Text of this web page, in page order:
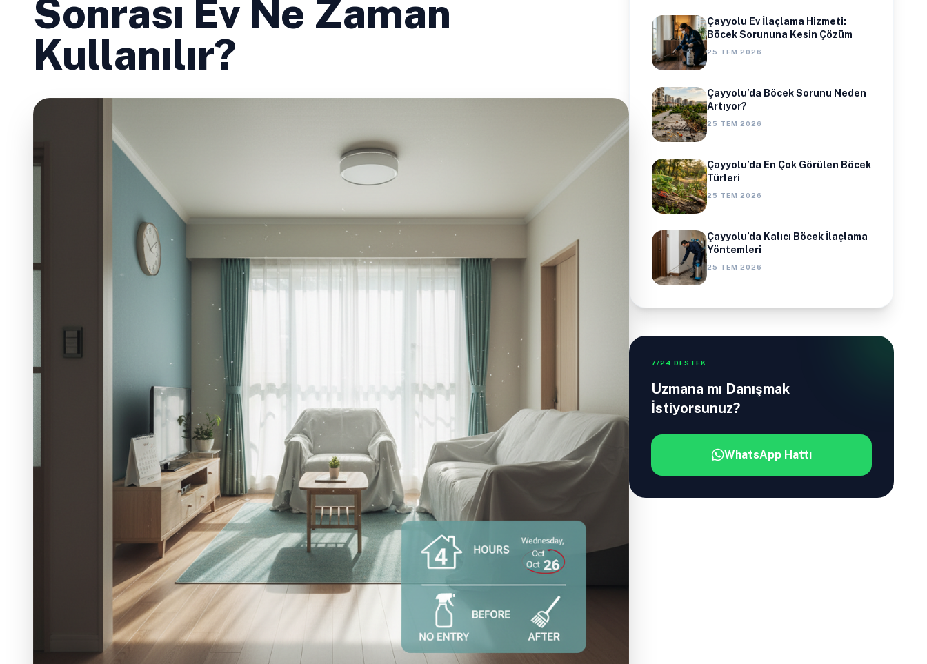
Sonrası Ev Ne Zaman
Kullanılır?
Çayyolu Ev İlaçlama Hizmeti:
Böcek Sorununa Kesin Çözüm
25 TEM 2026
Çayyolu’da Böcek Sorunu Neden
Artıyor?
25 TEM 2026
Çayyolu’da En Çok Görülen Böcek
Türleri
25 TEM 2026
Çayyolu’da Kalıcı Böcek İlaçlama
Yöntemleri
25 TEM 2026
7/24 DESTEK
Uzmana mı Danışmak
İstiyorsunuz?
WhatsApp Hattı